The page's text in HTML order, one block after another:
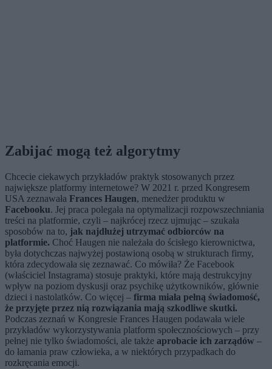
Zabijać mogą też algorytmy
Chcecie ciekawych przykładów praktyk stosowanych przez
największe platformy internetowe? W 2021 r. przed Kongresem
USA zeznawała Frances Haugen, menedżer produktu w
Facebooku. Jej praca polegała na optymalizacji rozpowszechniania
treści na platformie, czyli – najkrócej rzecz ujmując – szukała
sposobów na to, jak najdłużej utrzymać odbiorców na
platformie. Choć Haugen nie należała do ścisłego kierownictwa,
była dotychczas najwyżej postawioną osobą w strukturach firmy,
która zdecydowała się zeznawać. Co mówiła? Że Facebook
(właściciel Instagrama) stosuje praktyki, które mają destrukcyjny
wpływ na poziom dyskusji oraz psychikę użytkowników, głównie
dzieci i nastolatków. Co więcej – firma miała pełną świadomość,
że przyjęte przez nią rozwiązania mają szkodliwe skutki.
Podczas zeznań w Kongresie Frances Haugen podawała wiele
przykładów wykorzystywania platform społecznościowych – przy
pełnej nie tylko świadomości, ale także aprobacie ich zarządów –
do łamania praw człowieka, a w niektórych przypadkach do
rozkręcania emocji.